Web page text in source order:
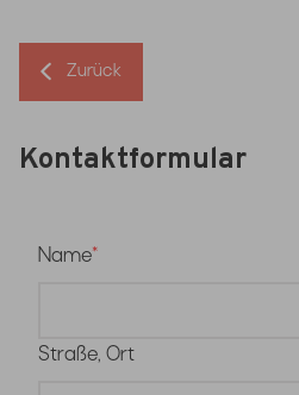
Zurück
Kontaktformular
Name
Straße, Ort